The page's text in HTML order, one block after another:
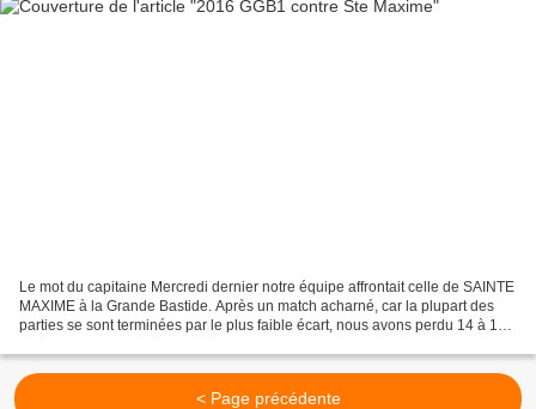
Le mot du capitaine Mercredi dernier notre équipe affrontait celle de SAINTE
MAXIME à la Grande Bastide. Après un match acharné, car la plupart des
parties se sont terminées par le plus faible écart, nous avons perdu 14 à 16.
< Page précédente